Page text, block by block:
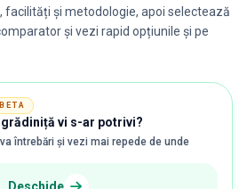
și metodologie, apoi selectează
și vezi rapid opțiunile și pe
BETA
grădiniță vi s-ar potrivi?
întrebări și vezi mai repede de unde